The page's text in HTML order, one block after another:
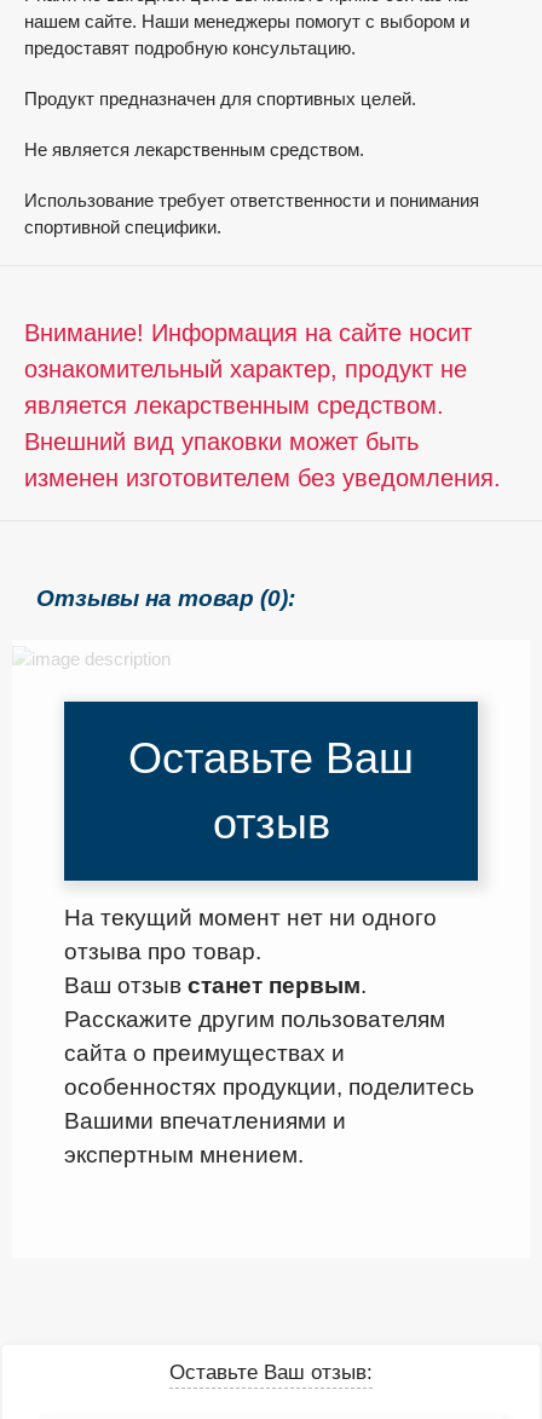
нашем сайте. Наши менеджеры помогут с выбором и
предоставят подробную консультацию.
Продукт предназначен для спортивных целей.
Не является лекарственным средством.
Использование требует ответственности и понимания
спортивной специфики.
Внимание! Информация на сайте носит
ознакомительный характер, продукт не
является лекарственным средством.
Внешний вид упаковки может быть
изменен изготовителем без уведомления.
Отзывы на товар (0):
Оставьте Ваш
отзыв
На текущий момент нет ни одного
отзыва про товар.
Ваш отзыв станет первым.
Расскажите другим пользователям
сайта о преимуществах и
особенностях продукции, поделитесь
Вашими впечатлениями и
экспертным мнением.
Оставьте Ваш отзыв: